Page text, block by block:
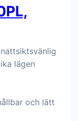
lägen
och lätt